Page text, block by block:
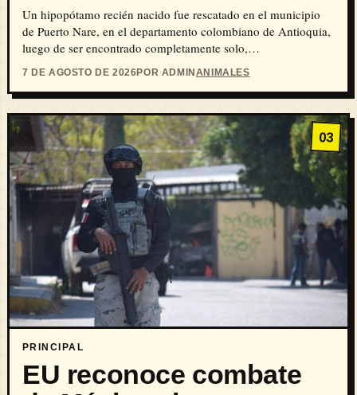
Un hipopótamo recién nacido fue rescatado en el municipio
de Puerto Nare, en el departamento colombiano de Antioquia,
luego de ser encontrado completamente solo,…
7 DE AGOSTO DE 2026POR ADMIN ANIMALES
03
PRINCIPAL
EU reconoce combate